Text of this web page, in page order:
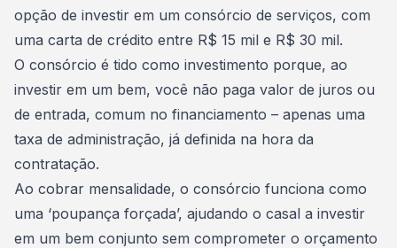
opção de investir em um consórcio de serviços, com
uma carta de crédito entre R$ 15 mil e R$ 30 mil.
O consórcio é tido como investimento porque, ao
investir em um bem, você não paga valor de juros ou
de entrada, comum no financiamento – apenas uma
taxa de administração, já definida na hora da
contratação.
Ao cobrar mensalidade, o consórcio funciona como
uma ‘poupança forçada’, ajudando o casal a investir
em um bem conjunto sem comprometer o orçamento